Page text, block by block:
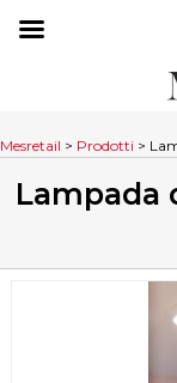
Mesretail > Prodotti >
Lampada